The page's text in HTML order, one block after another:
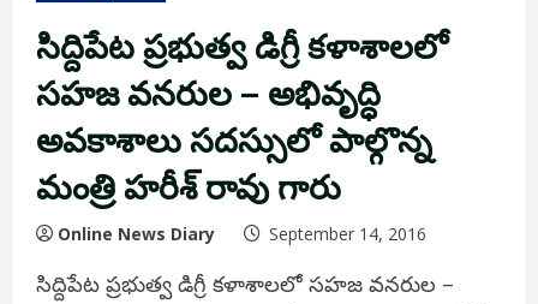
సిద్దిపేట ప్రభుత్వ డిగ్రీ కళాశాలలో
సహజ వనరుల – అభివృద్ధి
అవకాశాలు సదస్సులో పాల్గొన్న
మంత్రి హరీశ్ రావు గారు
Online News Diary September 14, 2016
సిద్దిపేట ప్రభుత్వ డిగ్రీ కళాశాలలో సహజ వనరుల –